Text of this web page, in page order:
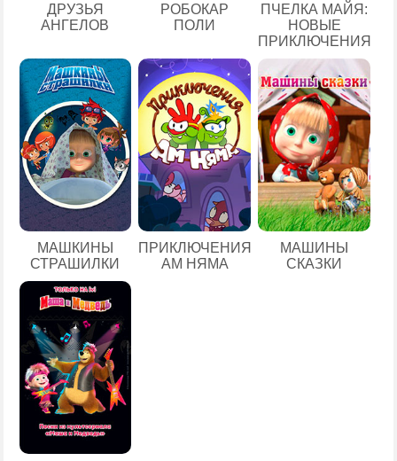
ДРУЗЬЯ
АНГЕЛОВ
РОБОКАР
ПОЛИ
ПЧЕЛКА МАЙЯ:
НОВЫЕ
ПРИКЛЮЧЕНИЯ
МАШКИНЫ
СТРАШИЛКИ
ПРИКЛЮЧЕНИЯ
АМ НЯМА
МАШИНЫ
СКАЗКИ